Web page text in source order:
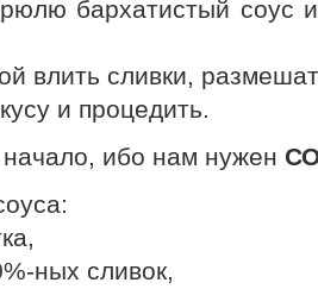
бархатистый соус
влить сливки,
и процедить.
начало, ибо нам нужен
ных сливок,